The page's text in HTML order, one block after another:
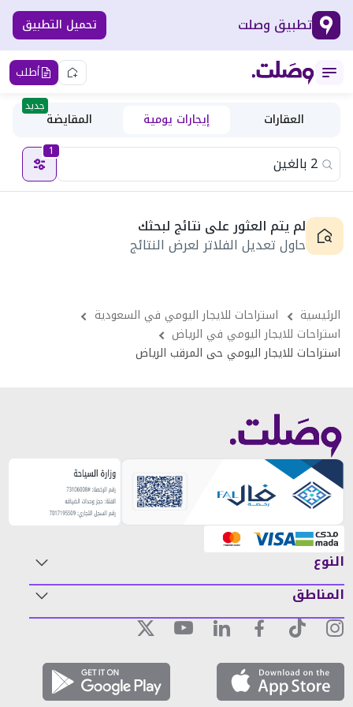
تطبيق وصلت تحميل التطبيق
أطلب
العقارات إيجارات يومية المقايضة
جديد
1
لم يتم العثور على نتائج لبحثك
حاول تعديل الفلاتر لعرض النتائج
الرئيسية
استراحات للايجار اليومي في السعودية
استراحات للايجار اليومي في الرياض
استراحات للايجار اليومي حى المرقب الرياض
النوع
المناطق